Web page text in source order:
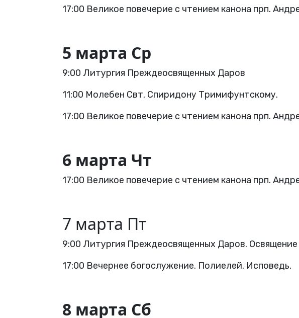
17:00 Великое повечерие с чтением канона прп.
5 марта Ср
9:00 Литургия Преждеосвященных Даров
11:00 Молебен Свт. Спиридону Тримифунтскому.
17:00 Великое повечерие с чтением канона прп.
6 марта Чт
17:00 Великое повечерие с чтением канона прп.
7 марта Пт
9:00 Литургия Преждеосвященных Даров. Освящение
17:00 Вечернее богослужение. Полиелей. Исповедь.
8 марта Сб